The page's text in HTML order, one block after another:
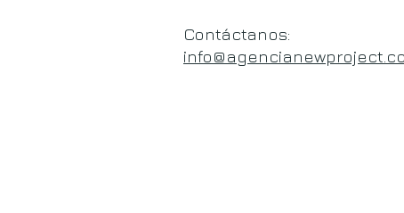
Contáctanos: